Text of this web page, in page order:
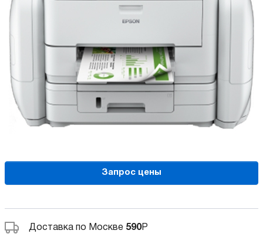
Запрос цены
Доставка по Москве 590Р